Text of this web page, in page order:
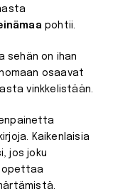
pohtii.
sehän on ihan
osaavat
vinkkelistään.
Kaikenlaisia
jos joku
opettaa